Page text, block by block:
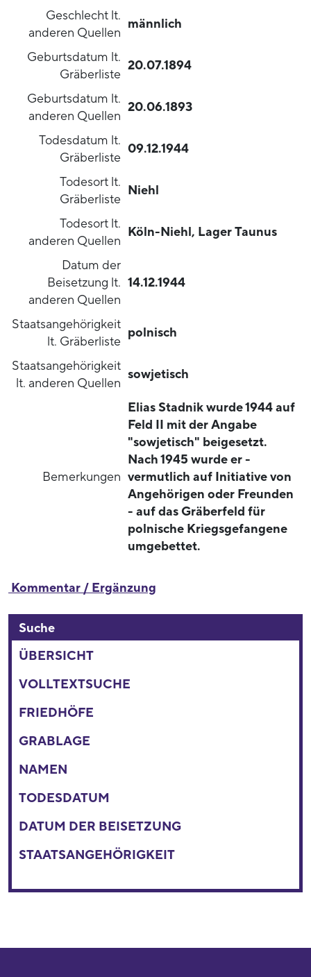
Geschlecht lt.
anderen Quellen
männlich
Geburtsdatum lt.
Gräberliste
20.07.1894
Geburtsdatum lt.
anderen Quellen
20.06.1893
Todesdatum lt.
Gräberliste
09.12.1944
Todesort lt.
Gräberliste
Niehl
Todesort lt.
anderen Quellen
Köln-Niehl, Lager Taunus
Datum der
Beisetzung lt.
anderen Quellen
14.12.1944
Staatsangehörigkeit
lt. Gräberliste
polnisch
Staatsangehörigkeit
lt. anderen Quellen
sowjetisch
Bemerkungen
Elias Stadnik wurde 1944 auf
Feld II mit der Angabe
"sowjetisch" beigesetzt.
Nach 1945 wurde er -
vermutlich auf Initiative von
Angehörigen oder Freunden
- auf das Gräberfeld für
polnische Kriegsgefangene
umgebettet.
Kommentar / Ergänzung
Suche
ÜBERSICHT
VOLLTEXTSUCHE
FRIEDHÖFE
GRABLAGE
NAMEN
TODESDATUM
DATUM DER BEISETZUNG
STAATSANGEHÖRIGKEIT